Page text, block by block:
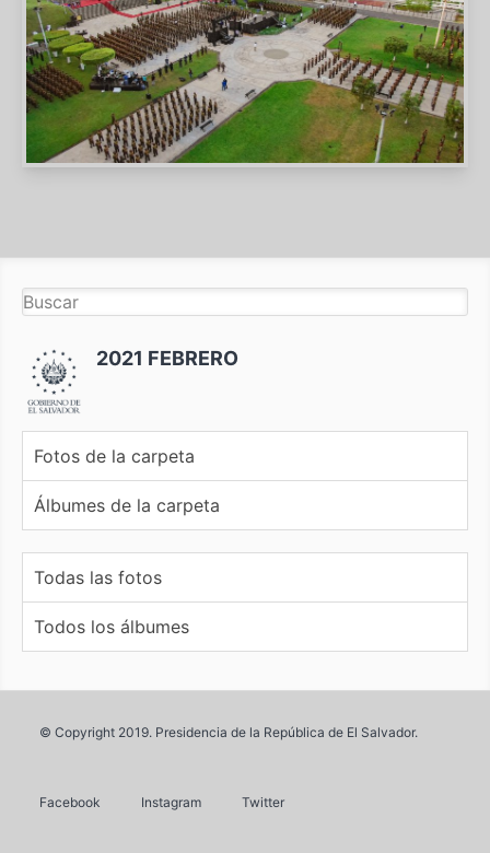
2021 FEBRERO
Fotos de la carpeta
Álbumes de la carpeta
Todas las fotos
Todos los álbumes
© Copyright 2019. Presidencia de la República de El Salvador.
Facebook Instagram Twitter